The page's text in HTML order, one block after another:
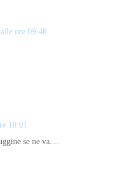
ore 09:48
10:01
se ne va....